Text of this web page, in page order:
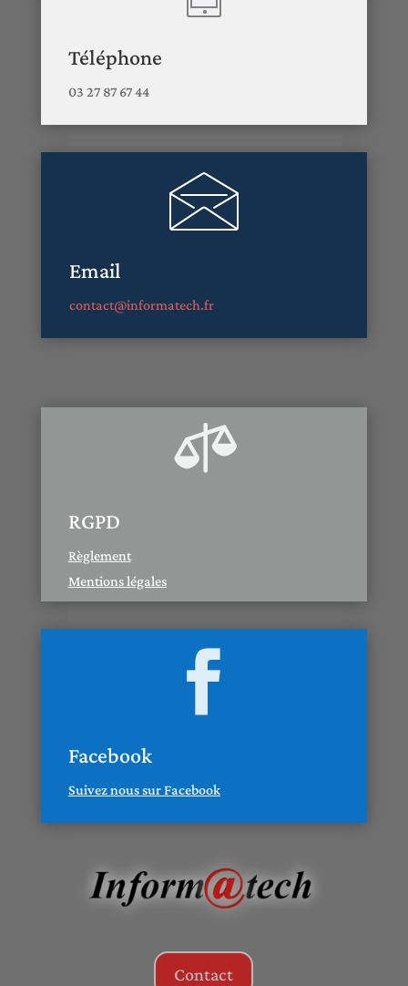
Téléphone
03 27 87 67 44
Email
contact@informatech.fr

RGPD
Règlement
Mentions légales

Facebook
Suivez nous sur Facebook
Contact